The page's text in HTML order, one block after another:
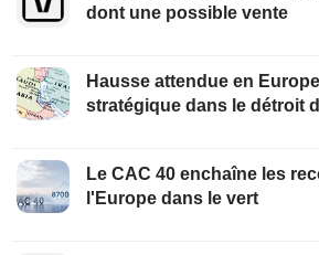
dont une possible vente
Hausse attendue en
stratégique dans le détroit
Le CAC 40 enchaîne les
l'Europe dans le vert